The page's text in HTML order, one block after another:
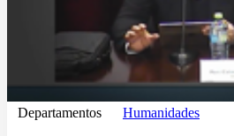
Departamentos Humanidades